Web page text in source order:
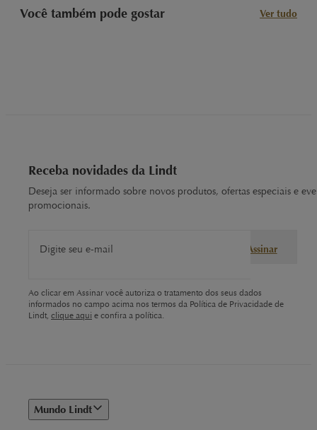
Você também pode gostar Ver tudo
Receba novidades da Lindt
Deseja ser informado sobre novos produtos, ofertas especiais e
promocionais.
Digite seu e-mail Assinar
Ao clicar em Assinar você autoriza o tratamento dos seus dados
informados no campo acima nos termos da Política de Privacidade de
Lindt, clique aqui e confira a política.
Mundo Lindt